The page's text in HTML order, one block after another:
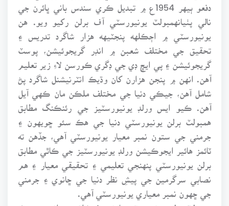
دفعو ٻيهر 1954ع ۾ تبديل ڪري سندس باني ڀائرن جي
نالي پٺيانهمبولٽ يونيورسٽي آف برلن رکيو ويو. هن
يونيورسٽي ۾ اڄڪلهه پنجٽيهه هزار شاگرد تدريس ۽
تحقيق جي مختلف شعبن ۾ انڊر گريجوئيشن، پوسٽ
گريجوئيشن ۽ پي ايڇ ڊي جي ڊگري ڪورسن لاءِ زير تعليم
آهن. انهن ۾ پنجن هزارن کان وڌيڪ انٽرنيشنل شاگرد پڻ
شامل آهن، جيڪي دنيا جي مختلف ملڪن مان ڪهي آيل
آهن. ڪيو ايس ورلڊ يونيورسٽيز جي رئنڪنگ مطابق
همبولٽ برلن يونيورسٽي دنيا جي هڪ سئو ڇويهون ۽
جرمني جي ستون نمبر معيار يونيورسٽي آهي، جڏهن ته
ٽائمز هائير ايجوڪيشن ورلڊ يونيورسٽيز جي ڪاٿي مطابق
برلن يونيورسٽي پنهنجي تعليمي ۽ تحقيقي معيار ۽ هم
نصابي سرگرمين جي پيشِ نظر دنيا جي ڇانوي ۽ جرمني
جي ڇهون نمبر معياري يونيورسٽي آهي.
همبولٽ برلن يونيورسٽي يارنهن فئڪلٽين ۽ انهن ۾ هڪ